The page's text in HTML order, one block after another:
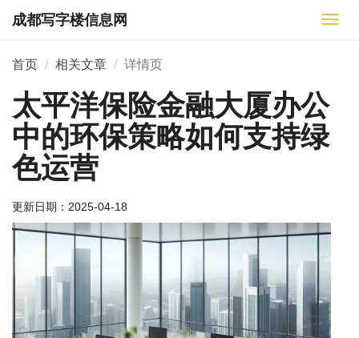
切
成都写字楼信息网
首页 相关文章 详情页
太平洋保险金融大厦办公
中的环保策略如何支持绿
色运营
更新日期： 2025-04-18